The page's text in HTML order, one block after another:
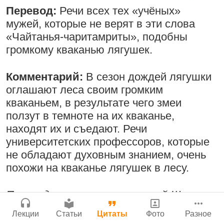
Бог, наука и атеизм, часть 2: Хвала
слушателям!
9:25 |17 июля 2024|
Атланта, Джорджия, США
Поклоняться Бхактивиноду Тхакуру,
исполняя его бхаджаны
|12 сентября
2008 |Бойсе, Айдахо, США
служений
1:05:35 | 7 сентября 2008|
Мы теряем нормальную жизнь и слава
Богу!
29 июля 2026|Васух
Вишну-сахасра-нама
Богатство, которое не спрятать в
сундук
28 июля 2026|Васух|
Вишну-сахасра-нама
Где живет Верховная Личность Бога?
Каков адрес Вишну?
Перевод: Речи всех тех «учёных»
мужей, которые не верят в эти слова
«Чайтанья-чаритамриты», подобны
громкому кваканью лягушек.
Комментарий: В сезон дождей лягушки
оглашают леса своим громким
кваканьем, в результате чего змеи
ползут в темноте на их кваканье,
находят их и съедают. Речи
университетских профессоров, которые
не обладают духовным знанием, очень
похожи на кваканье лягушек в лесу.
Перевод стиха и комментарий Шрилы
Прабхупады к «Шри Чайтанья-
чаритамрите», Ади-лила, 8.6
Джанмаштами в Тбилиси 2025
Сайт
Войти|Регистрация| История версий
Инструкция
Лекции Статьи Цитаты Фото Разное